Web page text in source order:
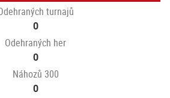
turnajů
0
Odehraných her
0
Náhozů 300
0